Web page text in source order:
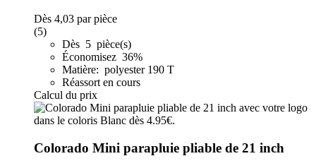
Dès 4,03 par pièce
(5)
Dès 5 pièce(s)
Économisez 36%
Matière: polyester 190 T
Réassort en cours
Calcul du prix
Colorado Mini parapluie pliable de 21 inch